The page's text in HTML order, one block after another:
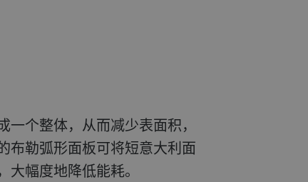
个整体，从而减少表面积，
布勒弧形面板可将短意大利面
幅度地降低能耗。